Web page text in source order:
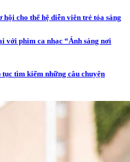
cho thế hệ diễn viên trẻ tỏa sáng
với phim ca nhạc “Ánh sáng nơi
tìm kiếm những câu chuyện